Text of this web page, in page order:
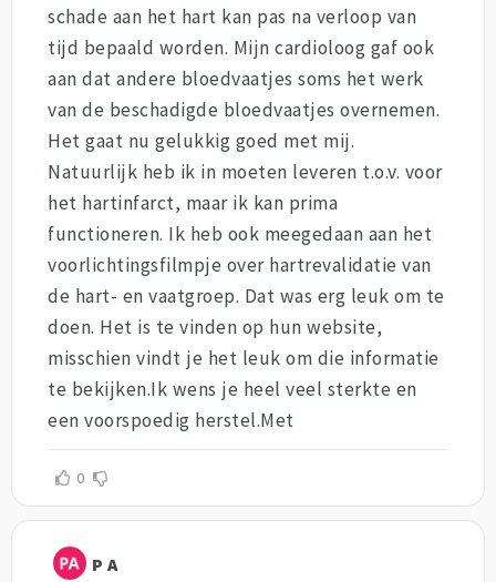
schade aan het hart kan pas na verloop van
tijd bepaald worden. Mijn cardioloog gaf ook
aan dat andere bloedvaatjes soms het werk
van de beschadigde bloedvaatjes overnemen.
Het gaat nu gelukkig goed met mij.
Natuurlijk heb ik in moeten leveren t.o.v. voor
het hartinfarct, maar ik kan prima
functioneren. Ik heb ook meegedaan aan het
voorlichtingsfilmpje over hartrevalidatie van
de hart- en vaatgroep. Dat was erg leuk om te
doen. Het is te vinden op hun website,
misschien vindt je het leuk om die informatie
te bekijken.Ik wens je heel veel sterkte en
een voorspoedig herstel.Met
0
P A